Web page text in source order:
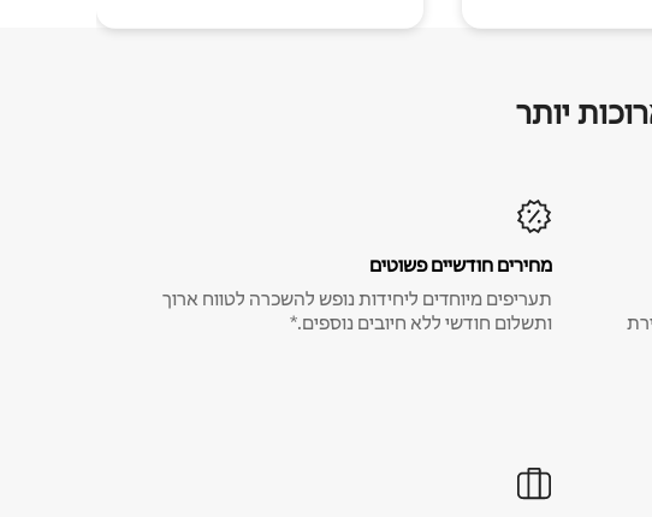
יותר
מחירים חודשיים פשוטים
תעריפים מיוחדים ליחידות נופש להשכרה לטווח ארוך
ותשלום חודשי ללא חיובים נוספים.*